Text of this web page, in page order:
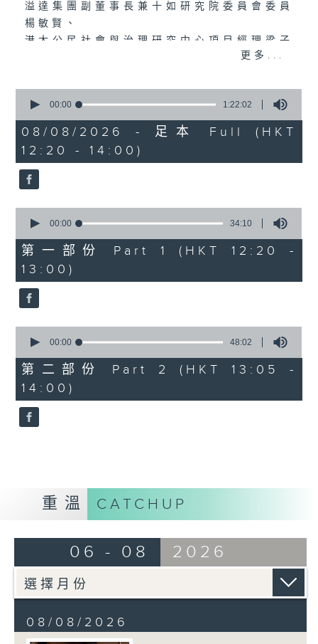
溢達集團副董事長兼十如研究院委員會委員
楊敏賢、
港大公民社會與治理研究中心項目經理梁子
1400)
更多...
seconds
1
hour,
22
minutes,
2
seconds
00:00 1:22:02
08/08/2026 - 足本 Full (HKT
12:20 - 14:00)
seconds
34
minutes,
10
seconds
00:00 34:10
第一部份 Part 1 (HKT 12:20 -
13:00)
seconds
48
minutes,
2
seconds
00:00 48:02
第二部份 Part 2 (HKT 13:05 -
14:00)
重溫 CATCHUP
06 - 08 2026
08/08/2026